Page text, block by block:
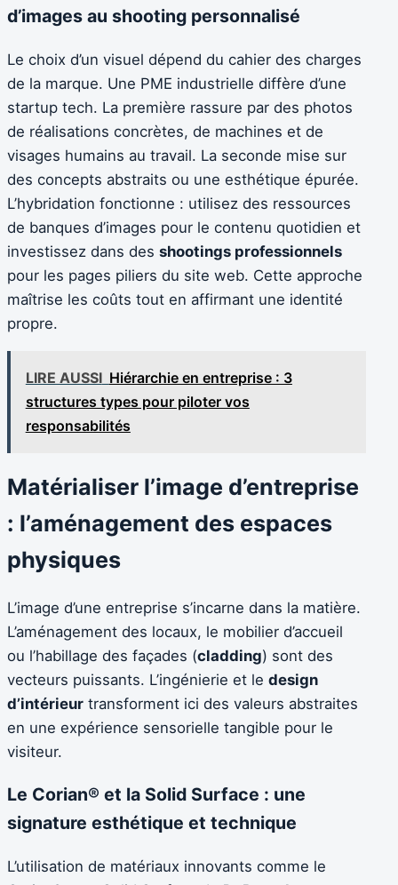
d’images au shooting personnalisé
Le choix d’un visuel dépend du cahier des charges
de la marque. Une PME industrielle diffère d’une
startup tech. La première rassure par des photos
de réalisations concrètes, de machines et de
visages humains au travail. La seconde mise sur
des concepts abstraits ou une esthétique épurée.
L’hybridation fonctionne : utilisez des ressources
de banques d’images pour le contenu quotidien et
investissez dans des shootings professionnels
pour les pages piliers du site web. Cette approche
maîtrise les coûts tout en affirmant une identité
propre.
LIRE AUSSI Hiérarchie en entreprise : 3
structures types pour piloter vos
responsabilités
Matérialiser l’image d’entreprise
: l’aménagement des espaces
physiques
L’image d’une entreprise s’incarne dans la matière.
L’aménagement des locaux, le mobilier d’accueil
ou l’habillage des façades (cladding) sont des
vecteurs puissants. L’ingénierie et le design
d’intérieur transforment ici des valeurs abstraites
en une expérience sensorielle tangible pour le
visiteur.
Le Corian® et la Solid Surface : une
signature esthétique et technique
L’utilisation de matériaux innovants comme le